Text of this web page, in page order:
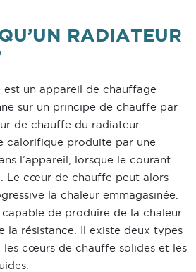
RADIATEUR
un appareil de chauffage
sur un principe de chauffe par
de chauffe du radiateur
calorifique produite par une
l’appareil, lorsque le courant
Le cœur de chauffe peut alors
la chaleur emmagasinée.
de produire de la chaleur
la résistance. Il existe deux types
cœurs de chauffe solides et les